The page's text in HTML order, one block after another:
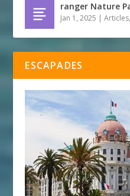
ranger Nature
Jan 1, 2025 |Articles,
ESCAPADES